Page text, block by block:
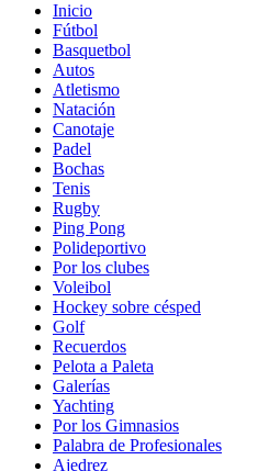
Inicio
Fútbol
Basquetbol
Autos
Atletismo
Natación
Canotaje
Padel
Bochas
Tenis
Rugby
Ping Pong
Polideportivo
Por los clubes
Voleibol
Hockey sobre césped
Golf
Recuerdos
Pelota a Paleta
Galerías
Yachting
Por los Gimnasios
Palabra de Profesionales
Ajedrez